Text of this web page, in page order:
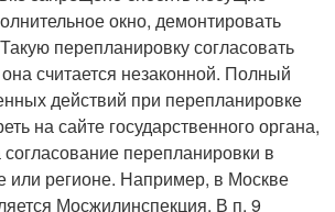
окно, демонтировать
перепланировку согласовать
она считается незаконной. Полный
действий при перепланировке
на сайте государственного органа,
согласование перепланировки в
или регионе. Например, в Москве
Мосжилинспекция. В п. 9